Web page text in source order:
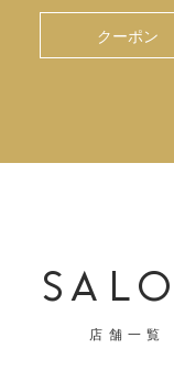
クーポン
店舗一覧